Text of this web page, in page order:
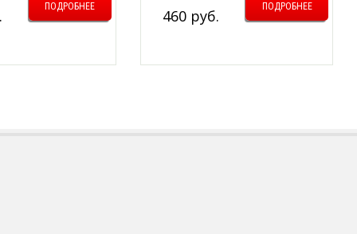
ПОДРОБНЕЕ 460 руб. ПОДРОБНЕЕ